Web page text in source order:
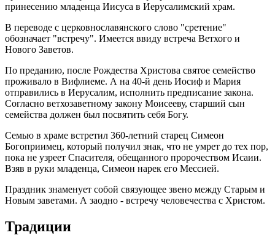
принесению младенца Иисуса в Иерусалимский храм.
В переводе с церковнославянского слово "сретение"
обозначает "встречу". Имеется ввиду встреча Ветхого и
Нового Заветов.
По преданию, после Рождества Христова святое семейство
проживало в Вифлиеме. А на 40-й день Иосиф и Мария
отправились в Иерусалим, исполнить предписание закона.
Согласно ветхозаветному закону Моисееву, старший сын
семейства должен был посвятить себя Богу.
Семью в храме встретил 360-летний старец Симеон
Богоприимец, который получил знак, что не умрет до тех пор,
пока не узреет Спасителя, обещанного пророчеством Исаии.
Взяв в руки младенца, Симеон нарек его Мессией.
Праздник знаменует собой связующее звено между Старым и
Новым заветами. А заодно - встречу человечества с Христом.
Традиции